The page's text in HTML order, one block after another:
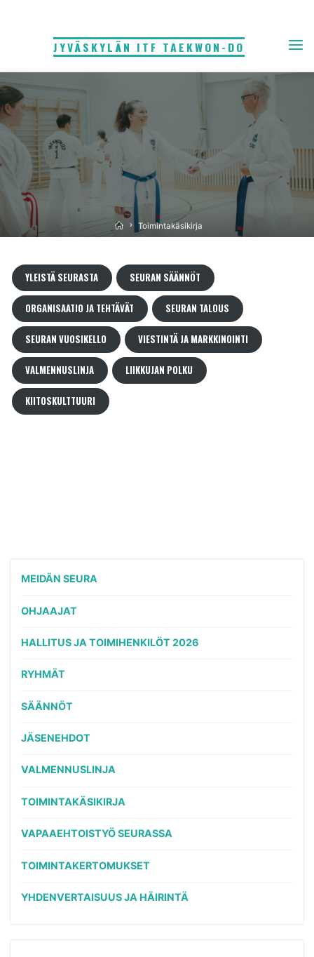
JYVÄSKYLÄN ITF TAEKWON-DO
HomeToimintakäsikirja
YLEISTÄ SEURASTA SEURAN SÄÄNNÖT
ORGANISAATIO JA TEHTÄVÄT SEURAN TALOUS
SEURAN VUOSIKELLO VIESTINTÄ JA MARKKINOINTI
VALMENNUSLINJA LIIKKUJAN POLKU
KIITOSKULTTUURI
MEIDÄN SEURA
OHJAAJAT
HALLITUS JA TOIMIHENKILÖT 2026
RYHMÄT
SÄÄNNÖT
JÄSENEHDOT
VALMENNUSLINJA
TOIMINTAKÄSIKIRJA
VAPAAEHTOISTYÖ SEURASSA
TOIMINTAKERTOMUKSET
YHDENVERTAISUUS JA HÄIRINTÄ